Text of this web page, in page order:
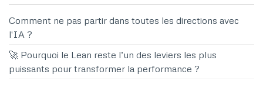
Comment ne pas partir dans toutes les directions avec
l'IA ?
🚀 Pourquoi le Lean reste l’un des leviers les plus
puissants pour transformer la performance ?